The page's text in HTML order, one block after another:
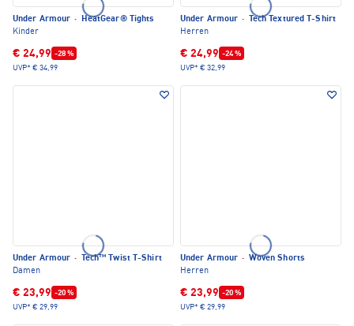
Under Armour ·
HeatGear® Tights
Kinder
€ 24,99 -28 %
UVP* € 34,99
Under Armour ·
Tech Textured T-Shirt
Herren
€ 24,99 -24 %
UVP* € 32,99
Under Armour ·
Tech™ Twist T-Shirt
Damen
€ 23,99 -20 %
UVP* € 29,99
Under Armour · Woven Shorts
Herren
€ 23,99 -20 %
UVP* € 29,99